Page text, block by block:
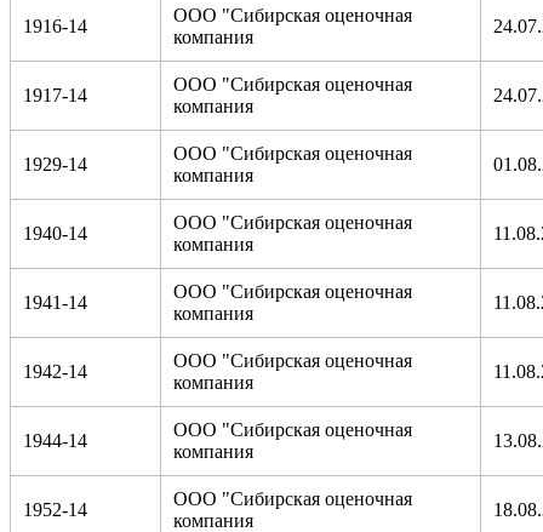
1916-14
ООО "Сибирская оценочная
компания
1917-14
ООО "Сибирская оценочная
компания
1929-14
ООО "Сибирская оценочная
компания
1940-14
ООО "Сибирская оценочная
компания
1941-14
ООО "Сибирская оценочная
компания
1942-14
ООО "Сибирская оценочная
компания
1944-14
ООО "Сибирская оценочная
компания
1952-14
ООО "Сибирская оценочная
компания